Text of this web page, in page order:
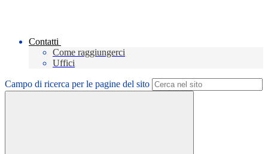
Contatti
Come raggiungerci
Uffici
Campo di ricerca per le pagine del sito